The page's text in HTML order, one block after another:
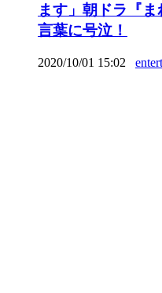
ます」朝ドラ『
言葉に号泣！
2020/10/01 15:02